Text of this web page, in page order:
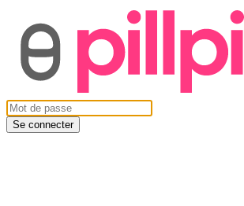
Se connecter